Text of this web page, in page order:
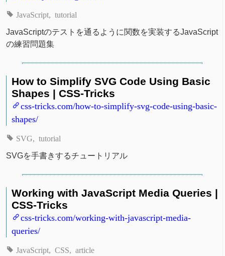
JavaScript tutorial
JavaScriptのテストを通るように関数を実装するJavaScript
の練習問題集
How to Simplify SVG Code Using Basic
Shapes | CSS-Tricks
css-tricks.com/how-to-simplify-svg-code-using-basic-
shapes/
SVG tutorial
SVGを手書きするチュートリアル
Working with JavaScript Media Queries |
CSS-Tricks
css-tricks.com/working-with-javascript-media-
queries/
JavaScript CSS article